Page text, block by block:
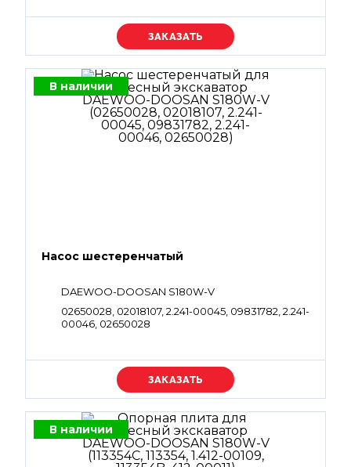
Уточняйте цену
В наличии
Насос шестеренчатый
DAEWOO-DOOSAN S180W-V
02650028, 02018107, 2.241-00045, 09831782, 2.241-
00046, 02650028
Уточняйте цену
В наличии